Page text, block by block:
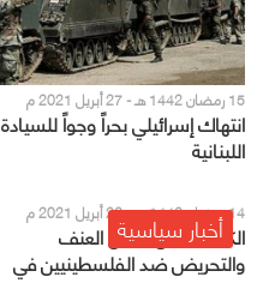
15 رمضان 1442 هـ - 27 أبريل 2021 م
انتهاك إسرائيلي بحراً وجواً للسيادة
اللبنانية
أخبار سياسية14 رمضان 1442 هـ - 26 أبريل 2021 م
الكويت تدين أعمال العنف
والتحريض ضد الفلسطينيين في
القدس الشرقية